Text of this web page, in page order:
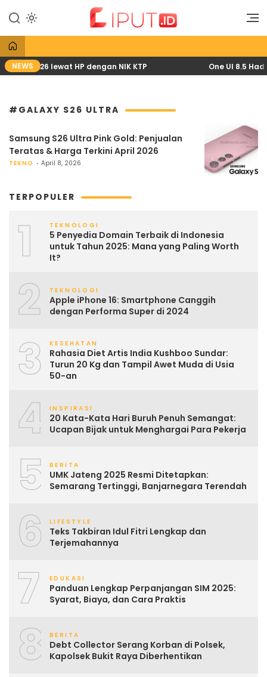
konten
Liput
Liputan Digital
NEWS2026 lewat HP dengan NIK KTP One UI 8.5
#GALAXY S26 ULTRA
Samsung S26 Ultra Pink Gold: Penjualan
Teratas & Harga Terkini April 2026
TEKNO April 8, 2026
TERPOPULER
1 TEKNOLOGI
5 Penyedia Domain Terbaik di Indonesia
untuk Tahun 2025: Mana yang Paling Worth
It?
2 TEKNOLOGI
Apple iPhone 16: Smartphone Canggih
dengan Performa Super di 2024
3 KESEHATAN
Rahasia Diet Artis India Kushboo Sundar:
Turun 20 Kg dan Tampil Awet Muda di Usia
50-an
4 INSPIRASI
20 Kata-Kata Hari Buruh Penuh Semangat:
Ucapan Bijak untuk Menghargai Para Pekerja
5 BERITA
UMK Jateng 2025 Resmi Ditetapkan:
Semarang Tertinggi, Banjarnegara Terendah
6 LIFESTYLE
Teks Takbiran Idul Fitri Lengkap dan
Terjemahannya
7 EDUKASI
Panduan Lengkap Perpanjangan SIM 2025:
Syarat, Biaya, dan Cara Praktis
8 BERITA
Debt Collector Serang Korban di Polsek,
Kapolsek Bukit Raya Diberhentikan